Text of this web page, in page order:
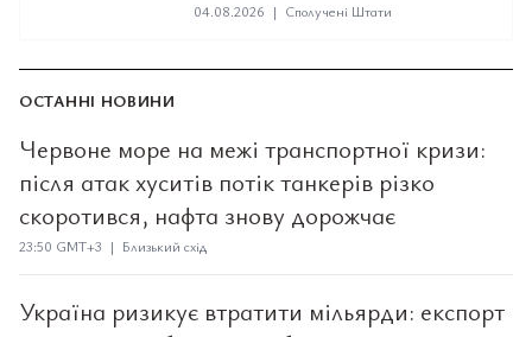
04.08.2026 | Сполучені Штати
ОСТАННІ НОВИНИ
Червоне море на межі транспортної кризи:
після атак хуситів потік танкерів різко
скоротився, нафта знову дорожчає
23:50 GMT+3 | Близький схід
Україна ризикує втратити мільярди: експорт